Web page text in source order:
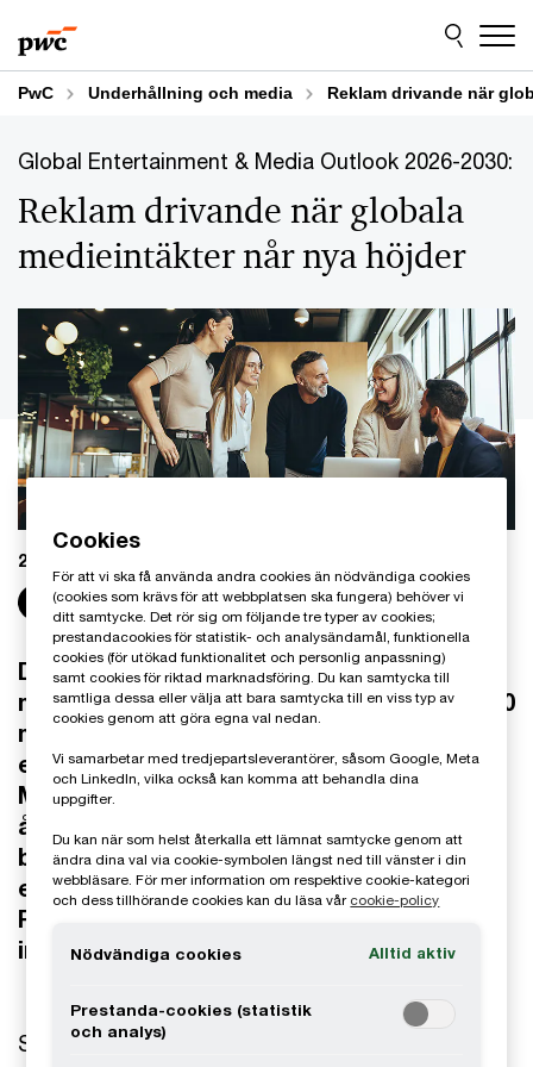
to
content
to
footer
PwC Underhållning och media Reklam drivande när
Global Entertainment & Media Outlook 2026-2030:
Reklam drivande när globala
medieintäkter når nya höjder
2026-07-06
Share
Den globala underhållnings- och
medieindustrin väntas nå intäkter på 4 200
miljarder amerikanska dollar till 2030,
enligt PwC:s "Global Entertainment &
Media Outlook". Ökningen motsvarar en
årlig tillväxt på 3,4 procent, och drivs
bland annat av reklam och en stark
efterfrågan på liveunderhållning.
Rapporten visar även på en tydlig ökning
inom onlinebetting.
Som en del av branschens utveckling väntas de
Cookies
För att vi ska få använda andra cookies än nödvändiga cookies
(cookies som krävs för att webbplatsen ska fungera) behöver vi
ditt samtycke. Det rör sig om följande tre typer av cookies;
prestandacookies för statistik- och analysändamål, funktionella
cookies (för utökad funktionalitet och personlig anpassning)
samt cookies för riktad marknadsföring. Du kan samtycka till
samtliga dessa eller välja att bara samtycka till en viss typ av
cookies genom att göra egna val nedan.
Vi samarbetar med tredjepartsleverantörer, såsom Google, Meta
och LinkedIn, vilka också kan komma att behandla dina
uppgifter.
Du kan när som helst återkalla ett lämnat samtycke genom att
ändra dina val via cookie-symbolen längst ned till vänster i din
webbläsare. För mer information om respektive cookie-kategori
och dess tillhörande cookies kan du läsa vår cookie-policy
Nödvändiga cookies Alltid aktiv
Prestanda-cookies (statistik
och analys)